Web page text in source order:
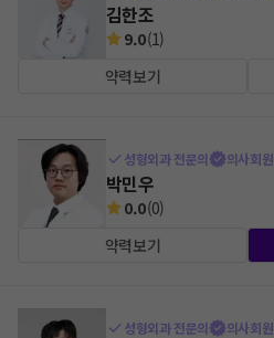
김한조
9.0(1)
약력보기
성형외과 전문의 의사회원
박민우
0.0(0)
약력보기
성형외과 전문의 의사회원